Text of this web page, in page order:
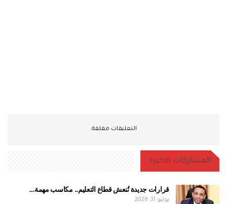
التعليقات مغلقة.
المشاركات الاخيرة
قرارات جديدة تُنعش قطاع التعليم.. مكاسب مهمة…
يوليو 31, 2026